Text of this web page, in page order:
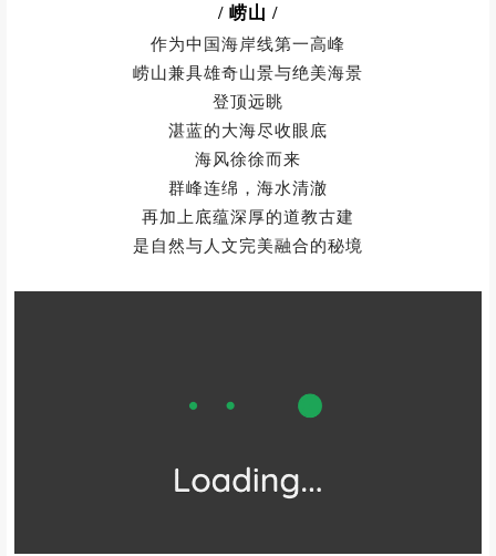
/ 崂山 /
作为中国海岸线第一高峰
崂山兼具雄奇山景与绝美海景
登顶远眺
湛蓝的大海尽收眼底
海风徐徐而来
群峰连绵，海水清澈
再加上底蕴深厚的道教古建
是自然与人文完美融合的秘境